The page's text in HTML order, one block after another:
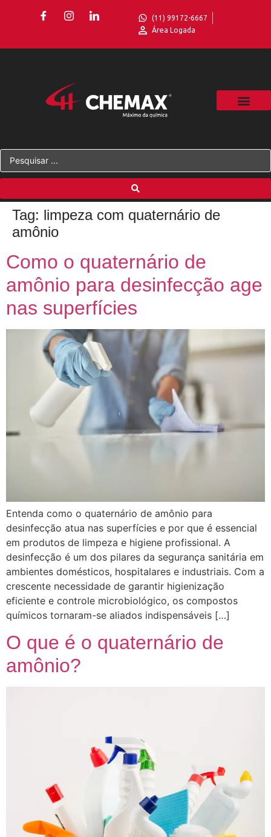
(11) 99172-6667
Área Logada
Tag: limpeza com quaternário de
amônio
Como o quaternário de
amônio para desinfecção age
nas superfícies
Entenda como o quaternário de amônio para
desinfecção atua nas superfícies e por que é essencial
em produtos de limpeza e higiene profissional. A
desinfecção é um dos pilares da segurança sanitária em
ambientes domésticos, hospitalares e industriais. Com a
crescente necessidade de garantir higienização
eficiente e controle microbiológico, os compostos
químicos tornaram-se aliados indispensáveis […]
O que é o quaternário de
amônio?